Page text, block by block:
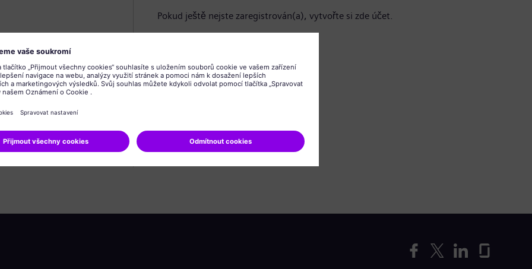
Pokud ještě nejste zaregistrován(a), vytvořte si zde účet.